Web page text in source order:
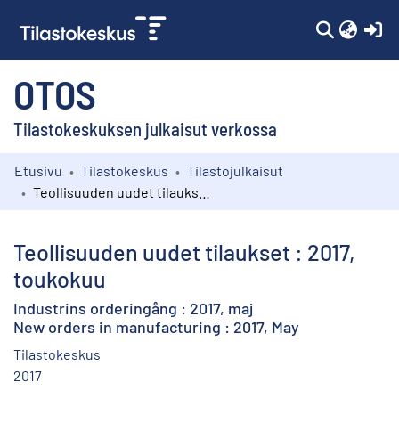
OTOS
Tilastokeskuksen julkaisut verkossa
Kokoelmat
Etusivu Tilastokeskus
Tilastojulkaisut
Teollisuuden uudet tilaukset : 2017,
toukokuu
Industrins orderingång : 2017, maj
New orders in manufacturing : 2017, May
Tilastokeskus
2017